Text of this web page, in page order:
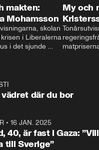
makten:
Mohamsson
skolan
i Liberalerna
i det sjunde
My
ställer
och
till svars.
My och
Rohwedder
där du bor
• 16 JAN. 2025
40, är fast i Gaza: ”Vill
till Sverige”